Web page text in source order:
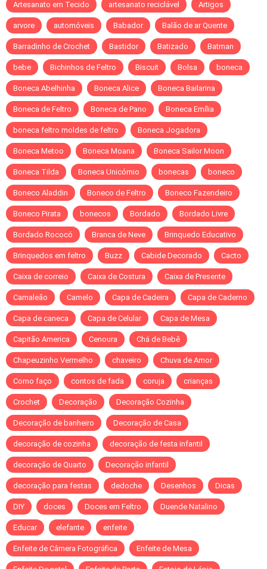
Artesanato em Tecido artesanato reciclável Artigos
arvore automóveis Babador Balão de ar Quente
Barradinho de Crochet Bastidor Batizado Batman
bebe Bichinhos de Feltro Biscuit Bolsa boneca
Boneca Abelhinha Boneca Alice Boneca Bailarina
Boneca de Feltro Boneca de Pano Boneca Emília
boneca feltro moldes de feltro Boneca Jogadora
Boneca Metoo Boneca Moana Boneca Sailor Moon
Boneca Tilda Boneca Unicórnio bonecas boneco
Boneco Aladdin Boneco de Feltro Boneco Fazendeiro
Boneco Pirata bonecos Bordado Bordado Livre
Bordado Rococó Branca de Neve Brinquedo Educativo
Brinquedos em feltro Buzz Cabide Decorado Cacto
Caixa de correio Caixa de Costura Caixa de Presente
Camaleão Camelo Capa de Cadeira Capa de Caderno
Capa de caneca Capa de Celular Capa de Mesa
Capitão America Cenoura Chá de Bebê
Chapeuzinho Vermelho chaveiro Chuva de Amor
Como faço contos de fada coruja crianças
Crochet Decoração Decoração Cozinha
Decoração de banheiro Decoração de Casa
decoração de cozinha decoração de festa infantil
decoração de Quarto Decoração infantil
decoração para festas dedoche Desenhos Dicas
DIY doces Doces em Feltro Duende Natalino
Educar elefante enfeite
Enfeite de Câmera Fotográfica Enfeite de Mesa